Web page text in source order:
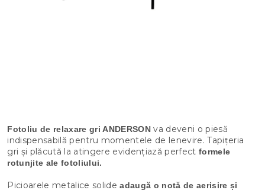
Fotoliu de relaxare gri ANDERSONva deveni o piesă
indispensabilă pentru momentele de lenevire. Tapițeria
gri și plăcută la atingere evidențiază perfect formele
rotunjite ale fotoliului.
Picioarele metalice solideadaugă o notă de aerisire și